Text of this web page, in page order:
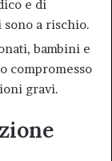
e di
sono a rischio.
bambini e
compromesso
gravi.